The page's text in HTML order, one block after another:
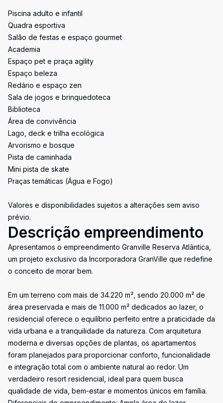
Piscina adulto e infantil
Quadra esportiva
Salão de festas e espaço gourmet
Academia
Espaço pet e praça agility
Espaço beleza
Redário e espaço zen
Sala de jogos e brinquedoteca
Biblioteca
Área de convivência
Lago, deck e trilha ecológica
Arvorismo e bosque
Pista de caminhada
Mini pista de skate
Praças temáticas (Água e Fogo)
Valores e disponibilidades sujeitos a alterações sem aviso
prévio.
Descrição empreendimento
Apresentamos o empreendimento Granville Reserva Atlântica,
um projeto exclusivo da Incorporadora GranVille que redefine
o conceito de morar bem.
Em um terreno com mais de 34.220 m², sendo 20.000 m² de
área preservada e mais de 11.000 m² dedicados ao lazer, o
residencial oferece o equilíbrio perfeito entre a praticidade da
vida urbana e a tranquilidade da natureza. Com arquitetura
moderna e diversas opções de plantas, os apartamentos
foram planejados para proporcionar conforto, funcionalidade
e integração total com o ambiente natural ao redor. Um
verdadeiro resort residencial, ideal para quem busca
qualidade de vida, bem-estar e momentos únicos em família.